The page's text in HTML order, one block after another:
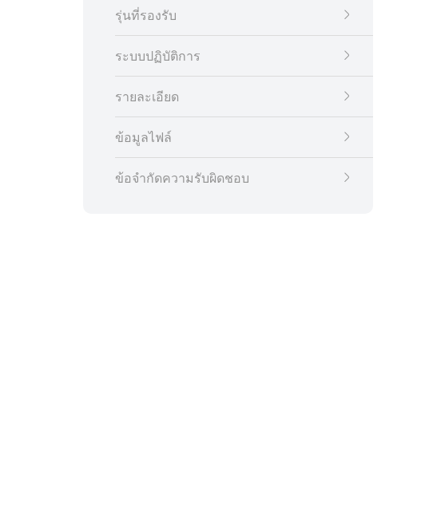
รุ่นที่รองรับ
ระบบปฏิบัติการ
รายละเอียด
ข้อมูลไฟล์
ข้อจำกัดความรับผิดชอบ